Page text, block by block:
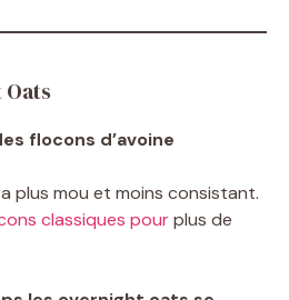
Oats
flocons d’avoine
plus mou et moins consistant.
classiques pourplus de